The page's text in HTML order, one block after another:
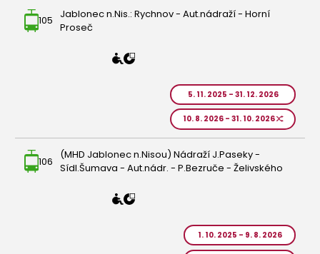
105
Jablonec n.Nis.: Rychnov - Aut.nádraží - Horní
Proseč
5. 11. 2025 - 31. 12. 2026
10. 8. 2026 - 31. 10. 2026
106
(MHD Jablonec n.Nisou) Nádraží J.Paseky -
Sídl.Šumava - Aut.nádr. - P.Bezruče - Želivského
1. 10. 2025 - 9. 8. 2026